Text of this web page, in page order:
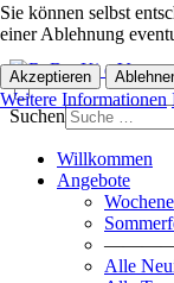
Suchen
Willkommen
Angebote
Alle
Sie können selbst
einer Ablehnung
Akzeptieren
Weitere Informationen